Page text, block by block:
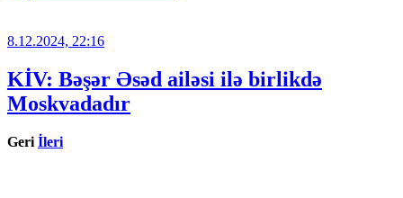
8.12.2024, 22:16
KİV: Bəşər Əsəd ailəsi ilə birlikdə
Moskvadadır
Geri İleri